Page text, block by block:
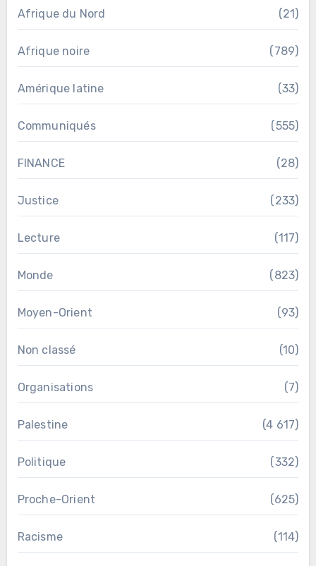
Afrique du Nord (21)
Afrique noire (789)
Amérique latine (33)
Communiqués (555)
FINANCE (28)
Justice (233)
Lecture (117)
Monde (823)
Moyen-Orient (93)
Non classé (10)
Organisations (7)
Palestine (4 617)
Politique (332)
Proche-Orient (625)
Racisme (114)